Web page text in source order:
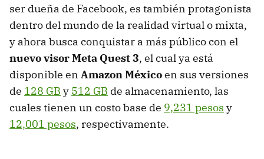
ser dueña de Facebook, es también protagonista
dentro del mundo de la realidad virtual o mixta,
y ahora busca conquistar a más público con el
nuevo visor Meta Quest 3, el cual ya está
disponible en Amazon Méxicoen sus versiones
de 128 GB y 512 GB de almacenamiento, las
cuales tienen un costo base de 9,231 pesos y
12,001 pesos, respectivamente.